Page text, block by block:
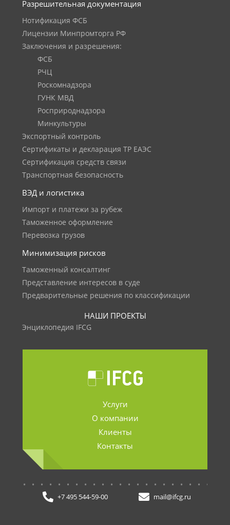
Разрешительная документация
Нотификация ФСБ
Лицензии Минпромторга РФ
Заключения и разрешения:
ФСБ
РЧЦ
Роскомнадзора
ГУНК МВД
Росприроднадзора
Минкультуры
Экспортный контроль
Сертификаты и декларация ТР ЕАЭС
Сертификация средств связи
Транспортная безопасность
ВЭД и логистика
Импорт и платежи за рубеж
Таможенное оформление
Перевозка грузов
Минимизация рисков
Таможенный консалтинг
Представление интересов в суде
Предварительные решения по классификации
НАШИ ПРОЕКТЫ
Энциклопедия IFCG
Услуги
О компании
Клиенты
Контакты
+7 495 544-59-00 mail@ifcg.ru